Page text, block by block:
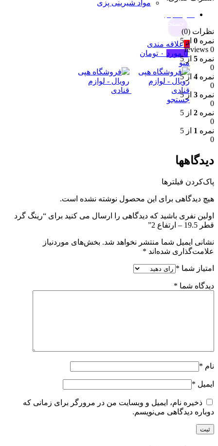
مواد شیرینی پزی
0 علاقه مندی
0 مورد ۰ تومان
منو
جستجو
نظرات (0)
(0)
0از 5
5از 5
4از 5
3از 5
2از 5
1از 5
فیلترها
دیدگاهی برای این محصول نوشته نشده است.
نفری باشید که دیدگاهی را ارسال می کنید برای “رینگ گرد
2”
ایمیل شما منتشر نخواهد شد. بخش‌های موردنیاز
شده‌اند*
شما *
شما *
*
ذخیره نام، ایمیل و وبسایت من در مرورگر برای زمانی که
دیدگاهی می‌نویسم.